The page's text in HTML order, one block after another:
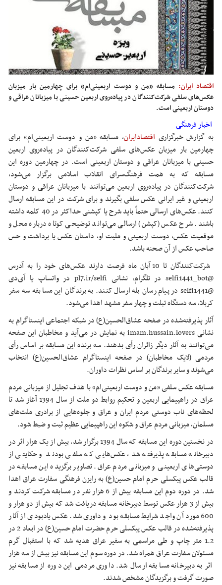
اقتصاد ایران: مسابقه «من و دوست اربعینی‌ام» برای چهارمین بار میزبان
عکس‌های سلفی شرکت‌کنندگان در پیاده‌روی اربعین حسینی با میزبانان عراقی و
دوستان اربعینی است.
اخبار فرهنگی
به گزارش خبرگزاری اقتصادایران، مسابقه «من و دوست اربعینی‌ام» برای
چهارمین بار میزبان عکس‌های سلفی شرکت‌کنندگان در پیاده‌روی اربعین
حسینی با میزبانان عراقی و دوستان اربعینی است. در چهارمین دوره این
مسابقه که به همت فرهنگ‌سرای انقلاب اسلامی برگزار می‌شود،
شرکت‌کنندگان در پیاده‌روی اربعین می‌توانند با میزبانان عراقی و دوستان
اربعینی و غیر ایرانی عکس سلفی بگیرند و برای شرکت در این مسابقه ارسال
کنند. عکس‌های ارسالی حتماً باید شرح یا کپشنی حداکثر در 40 کلمه داشته
باشند. شرح عکس (کپشن) ارسالی می‌تواند توضیحی کوتاه درباره محل و
موقعیت عکس، دوست اربعینی و ملیت او، داستان عکس یا برداشت و حس
صاحب عکس از آن صحنه باشد.
شرکت‌کنندگان تا 10 آبان ماه فرصت دارند عکس‌های خود را به آدرس
@selfi1441_bot در تلگرام، نشانی pl7.ir/selfi در واتساپ یا آی‌دی
@selfi1441 در پیام رسان بله ارسال کنند. به برندگان این مسابقه سه سفر
کربلا، سه دستگاه تبلت و چهار سفر مشهد اهدا می‌شود.
آثار پذیرفته‌شده در صفحه عشاق‌الحسین(ع) در شبکه اجتماعی اینستاگرام به
نشانی imam.hussain.lovers به نمایش در می‌آید و مخاطبان این صفحه
می‌توانند به آثار دیگر زائران رأی بدهند. سه برنده این مسابقه بر اساس رأی
مردمی (لایک مخاطبان) در صفحه اینستاگرام عشاق‌الحسین(ع) انتخاب
می‌شوند و سایر برندگان بر اساس نظرات داوران.
مسابقه عکس سلفی «من و دوست اربعینی‌ام» با هدف تجلیل از میزبانی مردم
عراق در راهپیمایی اربعین و تحکیم روابط دو ملت از سال 1394 آغاز شد تا
لحظه‌های ناب دوستی مردم ایران و عراق و جلوه‌هایی از برادری ملت‌های
مسلمان، میزبانی مردم عراق و شکوه این راهپیمایی عظیم ثبت و ضبط شود.
در نخستین دوره این مسابقه که سال 1394 برگزار شد، بیش از یک هزار اثر در
دبیرخانه مسابقه پذیرفته شد، عکس‌هایی که سلفی بودند و حکایتی از
دوستی‌های اربعینی و میزبانی مردم عراق. تصاویر برگزیده این مسابقه در
قالب عکس پیکسلی حرم امام حسین(ع) به رایزن فرهنگی سفارت عراق اهدا
شد. در دوره دوم این مسابقه بیش از 6 هزار نفر در مسابقه شرکت کردند و
بیش از 3 هزار عکس توسط دبیرخانه مسابقه دریافت شد که بیش از دو هزار و
600 مورد آن واجد شرایط مسابقه بود و داوری شد. عکس یادبودی از آثار
پذیرفته‌شده در قالب عکس پیکسلی حرم حضرت امام حسین(ع) در ابعاد 2 در
1.2 متر چاپ و طی مراسمی به سفیر عراق هدیه شد که با استقبال گرم
مسئولان سفارت عراق همراه شد. در دوره سوم این مسابقه نیز بیش از سه هزار
اثر به دبیرخانه مسابقه ارسال شد. داوری مردمی این دوره از مسابقه نیز
صورت گرفت و برگزیدگان مشخص شدند.